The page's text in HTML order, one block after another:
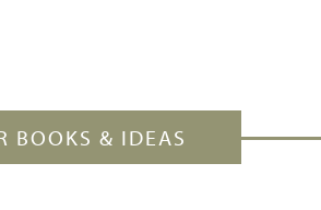
BOOKS & IDEAS